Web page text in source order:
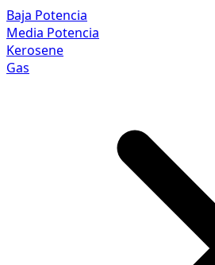
Baja Potencia
Media Potencia
Kerosene
Gas